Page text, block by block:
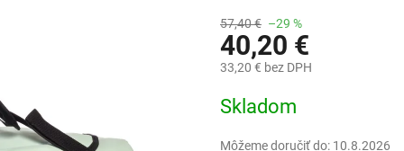
57,40 € –29 %
40,20 €
33,20 € bez DPH
cena:
Skladom
Môžeme doručiť do: 10.8.2026